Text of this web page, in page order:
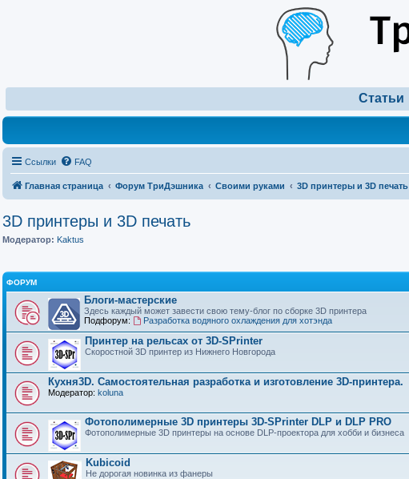
Статьи
Ссылки FAQ
Главная страница Форум ТриДэшника Своими руками 3D принтеры и 3D печать
3D принтеры и 3D печать
Модератор: Kaktus
ФОРУМ
Блоги-мастерские
Здесь каждый может завести свою тему-блог по сборке 3D принтера
Подфорум:
Разработка водяного охлаждения для хотэнда
Принтер на рельсах от 3D-SPrinter
Скоростной 3D принтер из Нижнего Новгорода
Кухня3D. Самостоятельная разработка и изготовление 3D-принтера.
Модератор: koluna
Фотополимерные 3D принтеры 3D-SPrinter DLP и DLP PRO
Фотополимерные 3D принтеры на основе DLP-проектора для хобби и бизнеса
Kubicoid
Не дорогая новинка из фанеры